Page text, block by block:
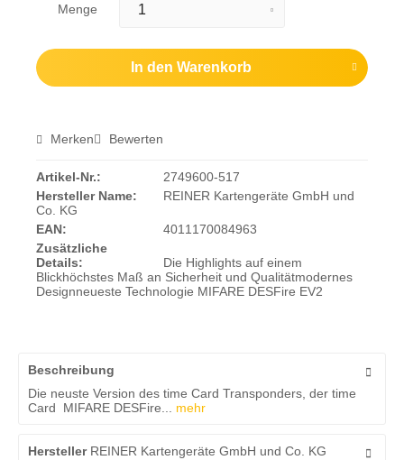
Menge
In den Warenkorb
Merken Bewerten
Artikel-Nr.:
2749600-517
Hersteller Name:
REINER Kartengeräte GmbH und
Co. KG
EAN:
4011170084963
Zusätzliche
Details:
Die Highlights auf einem
Blickhöchstes Maß an Sicherheit und Qualitätmodernes
Designneueste Technologie MIFARE DESFire EV2
Beschreibung
Die neuste Version des time Card Transponders, der time
Card MIFARE DESFire...
mehr
HerstellerREINER Kartengeräte GmbH und Co. KG